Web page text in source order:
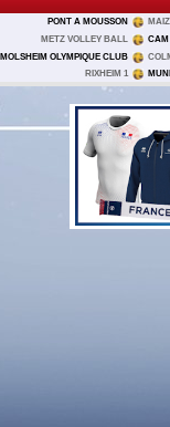
PONT A MOUSSON
METZ VOLLEY BALL
CAM
MOLSHEIM OLYMPIQUE CLUB
RIXHEIM 1